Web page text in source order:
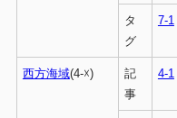
タ
グ
7-1
西方海域(4-☓)
記
事
4-1